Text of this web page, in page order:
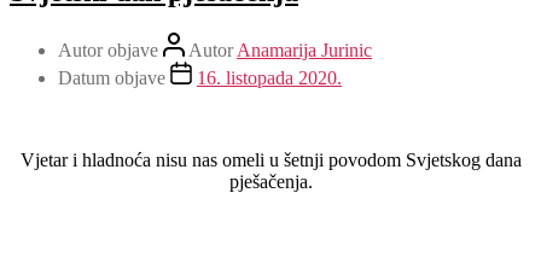
Autor objave AutorAnamarija Jurinic
Datum objave
16. listopada 2020.
Vjetar i hladnoća nisu nas omeli u šetnji povodom Svjetskog dana
pješačenja.